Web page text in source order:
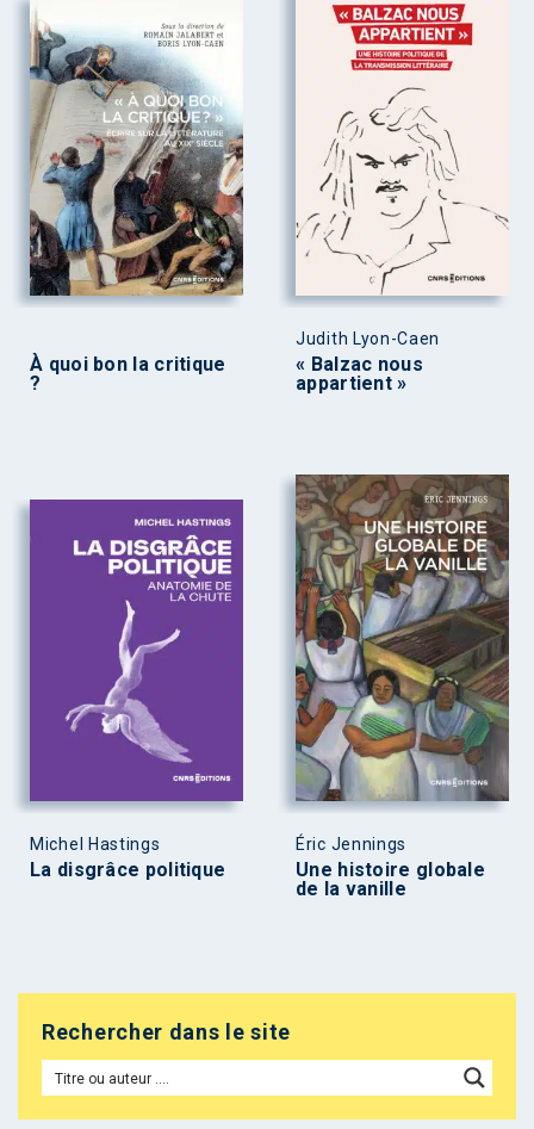
À quoi bon la critique
?
Judith Lyon-Caen
« Balzac nous
appartient »
Michel Hastings
La disgrâce politique
Éric Jennings
Une histoire globale
de la vanille
Rechercher dans le site